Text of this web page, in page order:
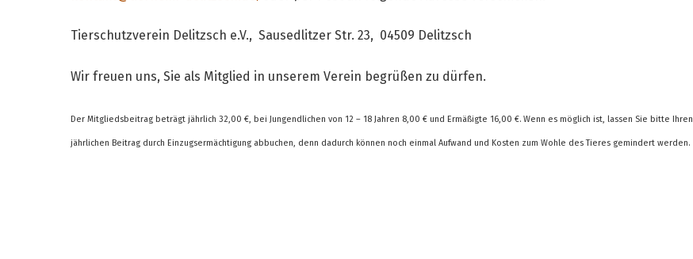
Tierschutzverein Delitzsch e.V., Sausedlitzer Str. 23, 04509 Delitzsch
Wir freuen uns, Sie als Mitglied in unserem Verein begrüßen zu dürfen.
Der Mitgliedsbeitrag beträgt jährlich 32,00 €, bei Jungendlichen von 12 – 18 Jahren 8,00 € und Ermäßigte 16,00 €. Wenn es möglich ist, lassen Sie bitte Ihren
jährlichen Beitrag durch Einzugsermächtigung abbuchen, denn dadurch können noch einmal Aufwand und Kosten zum Wohle des Tieres gemindert werden.